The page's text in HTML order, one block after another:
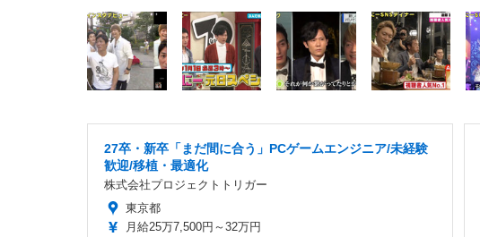
27卒・新卒「まだ間に合う」PCゲームエンジニア/未経験
歓迎/移植・最適化
株式会社プロジェクトトリガー
東京都
月給25万7,500円～32万円